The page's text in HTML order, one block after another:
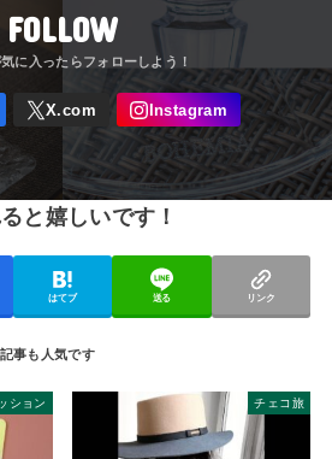
FOLLOW
と嬉しいです！
はてブ 送る リンク
ション チェコ旅